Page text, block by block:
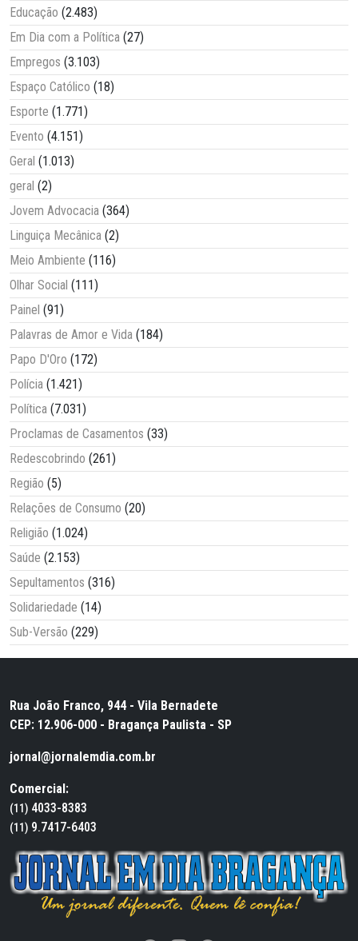
Educação (2.483)
Em Dia com a Política (27)
Empregos (3.103)
Espaço Católico (18)
Esporte (1.771)
Evento (4.151)
Geral (1.013)
geral (2)
Jovem Advocacia (364)
Linguiça Mecânica (2)
Meio Ambiente (116)
Olhar Social (111)
Painel (91)
Palavras de Amor e Vida (184)
Papo D'Oro (172)
Polícia (1.421)
Política (7.031)
Proclamas de Casamentos (33)
Redescobrindo (261)
Região (5)
Relações de Consumo (20)
Religião (1.024)
Saúde (2.153)
Sepultamentos (316)
Solidariedade (14)
Sub-Versão (229)
Rua João Franco, 944 - Vila Bernadete
CEP: 12.906-000 - Bragança Paulista - SP
jornal@jornalemdia.com.br
Comercial:
(11) 4033-8383
(11) 9.7417-6403